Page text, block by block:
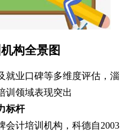
构全景图
就业口碑等多维度评估，淄
训领域表现突出
标杆
会计培训机构，科德自2003